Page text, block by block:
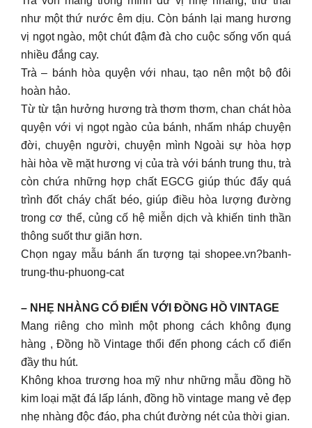
như một thứ nước êm dịu. Còn bánh lại mang hương
vị ngọt ngào, một chút đậm đà cho cuộc sống vốn quá
nhiều đắng cay.
Trà – bánh hòa quyện với nhau, tạo nên một bộ đôi
hoàn hảo.
Từ từ tận hưởng hương trà thơm thơm, chan chát hòa
quyện với vị ngọt ngào của bánh, nhấm nháp chuyện
đời, chuyện người, chuyện mình Ngoài sự hòa hợp
hài hòa về mặt hương vị của trà với bánh trung thu, trà
còn chứa những hợp chất EGCG giúp thúc đẩy quá
trình đốt cháy chất béo, giúp điều hòa lượng đường
trong cơ thể, củng cố hệ miễn dịch và khiến tinh thần
thông suốt thư giãn hơn.
Chọn ngay mẫu bánh ấn tượng tại shopee.vn?banh-
trung-thu-phuong-cat
– NHẸ NHÀNG CỔ ĐIỂN VỚI ĐỒNG HỒ VINTAGE
Mang riêng cho mình một phong cách không đụng
hàng , Đồng hồ Vintage thổi đến phong cách cổ điển
đầy thu hút.
Không khoa trương hoa mỹ như những mẫu đồng hồ
kim loại mặt đá lấp lánh, đồng hồ vintage mang vẻ đẹp
nhẹ nhàng độc đáo, pha chút đường nét của thời gian.